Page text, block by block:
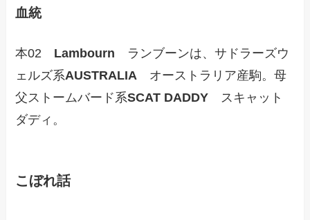
血統
本02 Lambourn ランブーンは、サドラーズウ
ェルズ系AUSTRALIA オーストラリア産駒。母
父ストームバード系SCAT DADDY スキャット
ダディ。
こぼれ話